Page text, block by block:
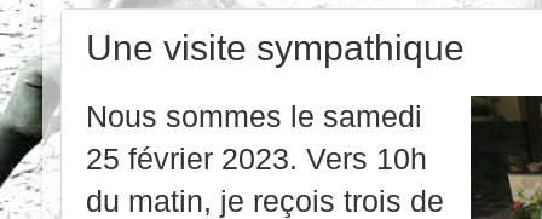
Une visite sympathique
Nous sommes le samedi
25 février 2023. Vers 10h
du matin, je reçois trois de